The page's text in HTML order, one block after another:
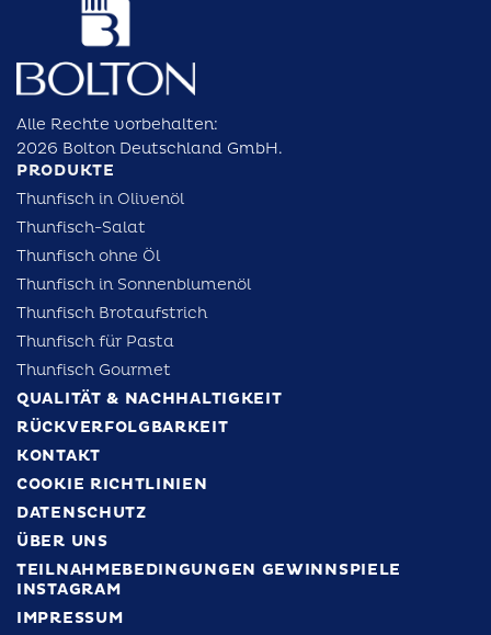
Alle Rechte vorbehalten:
2026 Bolton Deutschland GmbH.
PRODUKTE
Thunfisch in Olivenöl
Thunfisch-Salat
Thunfisch ohne Öl
Thunfisch in Sonnenblumenöl
Thunfisch Brotaufstrich
Thunfisch für Pasta
Thunfisch Gourmet
QUALITÄT & NACHHALTIGKEIT
RÜCKVERFOLGBARKEIT
KONTAKT
COOKIE RICHTLINIEN
DATENSCHUTZ
ÜBER UNS
TEILNAHMEBEDINGUNGEN GEWINNSPIELE
INSTAGRAM
IMPRESSUM